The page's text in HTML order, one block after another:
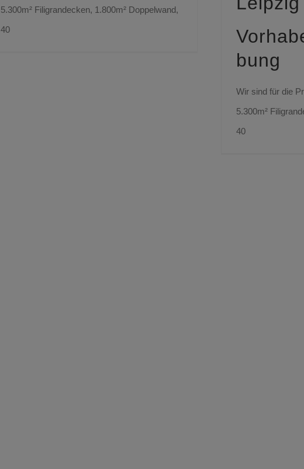
5.300m² Filigrandecken, 1.800m² Doppelwand,
40
bung
Wir sind für die
5.300m²
40